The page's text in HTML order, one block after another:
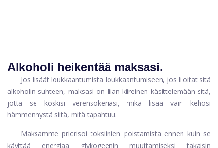
Alkoholi heikentää maksasi.
Jos lisäät loukkaantumista loukkaantumiseen, jos liioitat sitä
alkoholin suhteen, maksasi on liian kiireinen käsittelemään sitä,
jotta se koskisi verensokeriasi, mikä lisää vain kehosi
hämmennystä siitä, mitä tapahtuu.
Maksamme priorisoi toksiinien poistamista ennen kuin se
käyttää energiaa glykogeenin muuttamiseksi takaisin